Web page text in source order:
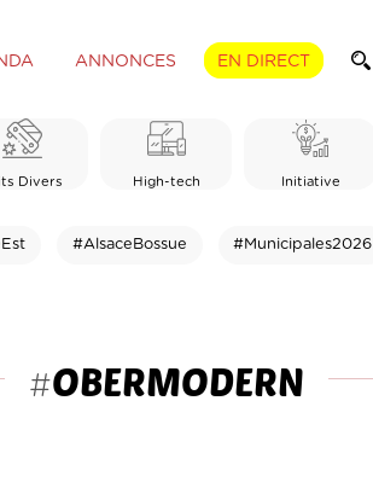
ANNONCES EN DIRECT
Divers High-tech Initiative
#AlsaceBossue #Municipales2026
#OBERMODERN